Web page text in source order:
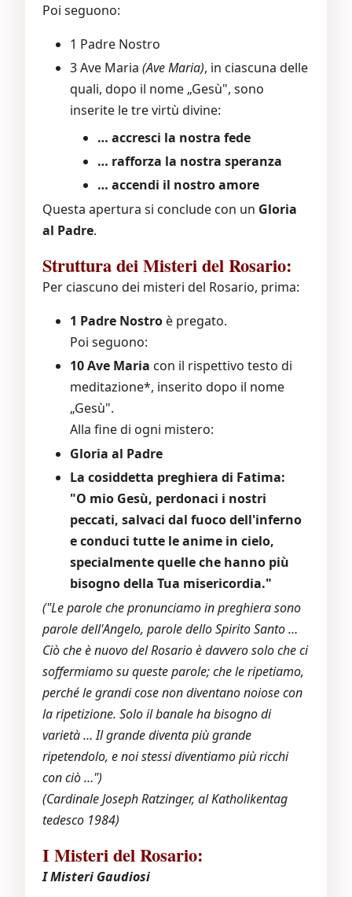
Poi seguono:
1 Padre Nostro
3 Ave Maria (Ave Maria), in ciascuna delle
quali, dopo il nome „Gesù", sono
inserite le tre virtù divine:
… accresci la nostra fede
… rafforza la nostra speranza
… accendi il nostro amore
Questa apertura si conclude con un Gloria
al Padre.
Struttura dei Misteri del Rosario:
Per ciascuno dei misteri del Rosario, prima:
1 Padre Nostroè pregato.
Poi seguono:
10 Ave Maria con il rispettivo testo di
meditazione*, inserito dopo il nome
„Gesù".
Alla fine di ogni mistero:
Gloria al Padre
La cosiddetta preghiera di Fatima:
"O mio Gesù, perdonaci i nostri
peccati, salvaci dal fuoco dell'inferno
e conduci tutte le anime in cielo,
specialmente quelle che hanno più
bisogno della Tua misericordia."
("Le parole che pronunciamo in preghiera sono
parole dell'Angelo, parole dello Spirito Santo …
Ciò che è nuovo del Rosario è davvero solo che ci
soffermiamo su queste parole; che le ripetiamo,
perché le grandi cose non diventano noiose con
la ripetizione. Solo il banale ha bisogno di
varietà … Il grande diventa più grande
ripetendolo, e noi stessi diventiamo più ricchi
con ciò …")
(Cardinale Joseph Ratzinger, al Katholikentag
tedesco 1984)
I Misteri del Rosario:
I Misteri Gaudiosi